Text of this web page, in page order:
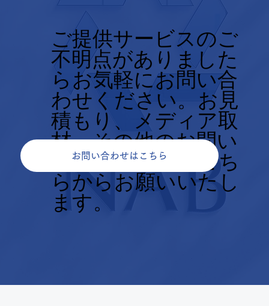
ご提供サービスのご
不明点がありました
らお気軽にお問い合
わせください。お見
積もり、メディア取
材、その他のお問い
合せについてもこち
らからお願いいたし
ます。
お問い合わせはこちら